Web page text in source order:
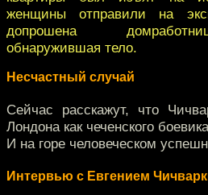
женщины отправили на
допрошена
обнаружившая тело.
Несчастный случай
Сейчас расскажут, что
Лондона как чеченского
И на горе человеческом
Интервью с Евгением